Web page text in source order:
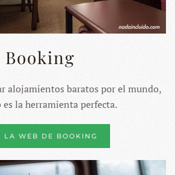
Booking
alojamientos baratos por el mundo,
es la herramienta perfecta.
LA WEB DE BOOKING